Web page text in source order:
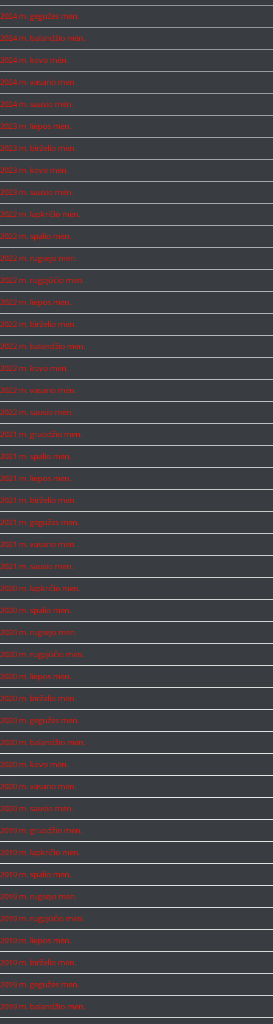
2024 m. gegužės mėn.
2024 m. balandžio mėn.
2024 m. kovo mėn.
2024 m. vasario mėn.
2024 m. sausio mėn.
2023 m. liepos mėn.
2023 m. birželio mėn.
2023 m. kovo mėn.
2023 m. sausio mėn.
2022 m. lapkričio mėn.
2022 m. spalio mėn.
2022 m. rugsėjo mėn.
2022 m. rugpjūčio mėn.
2022 m. liepos mėn.
2022 m. birželio mėn.
2022 m. balandžio mėn.
2022 m. kovo mėn.
2022 m. vasario mėn.
2022 m. sausio mėn.
2021 m. gruodžio mėn.
2021 m. spalio mėn.
2021 m. liepos mėn.
2021 m. birželio mėn.
2021 m. gegužės mėn.
2021 m. vasario mėn.
2021 m. sausio mėn.
2020 m. lapkričio mėn.
2020 m. spalio mėn.
2020 m. rugsėjo mėn.
2020 m. rugpjūčio mėn.
2020 m. liepos mėn.
2020 m. birželio mėn.
2020 m. gegužės mėn.
2020 m. balandžio mėn.
2020 m. kovo mėn.
2020 m. vasario mėn.
2020 m. sausio mėn.
2019 m. gruodžio mėn.
2019 m. lapkričio mėn.
2019 m. spalio mėn.
2019 m. rugsėjo mėn.
2019 m. rugpjūčio mėn.
2019 m. liepos mėn.
2019 m. birželio mėn.
2019 m. gegužės mėn.
2019 m. balandžio mėn.